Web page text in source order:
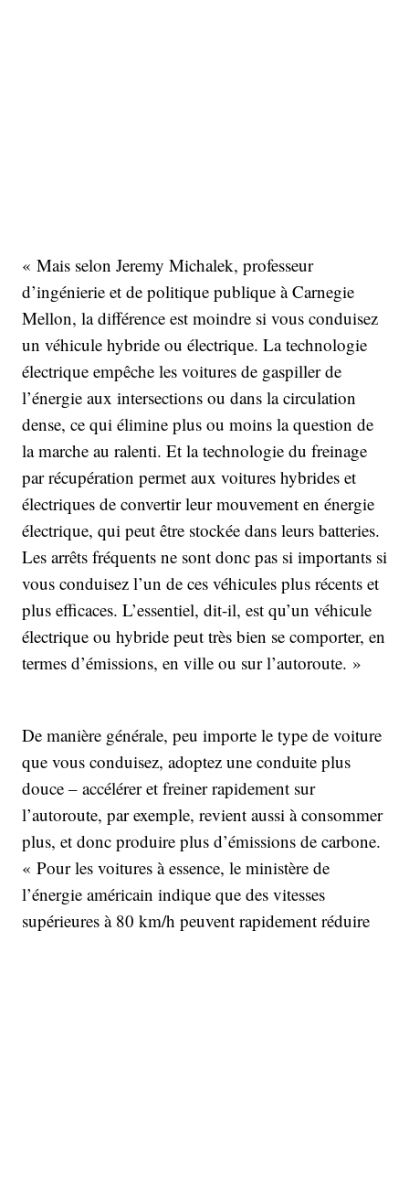
« Mais selon Jeremy Michalek, professeur
d’ingénierie et de politique publique à Carnegie
Mellon, la différence est moindre si vous conduisez
un véhicule hybride ou électrique. La technologie
électrique empêche les voitures de gaspiller de
l’énergie aux intersections ou dans la circulation
dense, ce qui élimine plus ou moins la question de
la marche au ralenti. Et la technologie du freinage
par récupération permet aux voitures hybrides et
électriques de convertir leur mouvement en énergie
électrique, qui peut être stockée dans leurs batteries.
Les arrêts fréquents ne sont donc pas si importants si
vous conduisez l’un de ces véhicules plus récents et
plus efficaces. L’essentiel, dit-il, est qu’un véhicule
électrique ou hybride peut très bien se comporter, en
termes d’émissions, en ville ou sur l’autoroute. »
De manière générale, peu importe le type de voiture
que vous conduisez, adoptez une conduite plus
douce – accélérer et freiner rapidement sur
l’autoroute, par exemple, revient aussi à consommer
plus, et donc produire plus d’émissions de carbone.
« Pour les voitures à essence, le ministère de
l’énergie américain indique que des vitesses
supérieures à 80 km/h peuvent rapidement réduire